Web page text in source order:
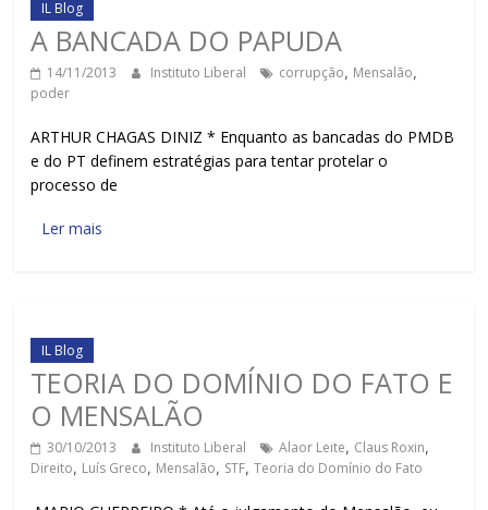
IL Blog
A BANCADA DO PAPUDA
14/11/2013 Instituto Liberal corrupção, Mensalão,
poder
ARTHUR CHAGAS DINIZ * Enquanto as bancadas do PMDB
e do PT definem estratégias para tentar protelar o
processo de
Ler mais
IL Blog
TEORIA DO DOMÍNIO DO FATO E
O MENSALÃO
30/10/2013 Instituto Liberal Alaor Leite, Claus Roxin,
Direito, Luís Greco, Mensalão, STF,Teoria do Domínio do Fato